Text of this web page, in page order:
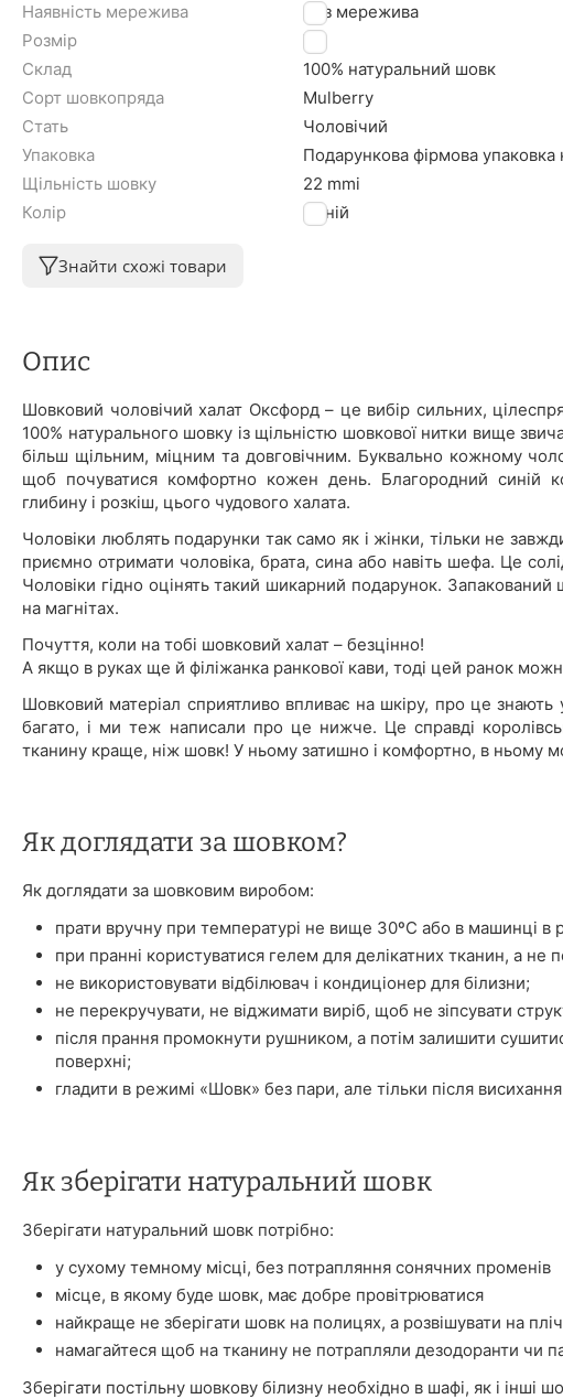
Наявність мережива
Без мережива
Розмір
XL
Склад
100% натуральний шовк
Сорт шовкопряда
Mulberry
Стать
Чоловічий
Упаковка
Подарункова фірмова упаковка
Щільність шовку
22 mmi
Колір
Синій
Знайти схожі товари
Опис
Шовковий чоловічий халат Оксфорд – це вибір сильних,
100% натурального шовку із щільністю шовкової нитки вище
більш щільним, міцним та довговічним. Буквально кожному
щоб почуватися комфортно кожен день. Благородний синій
глибину і розкіш, цього чудового халата.
Чоловіки люблять подарунки так само як і жінки, тільки не
приємно отримати чоловіка, брата, сина або навіть шефа. Це
Чоловіки гідно оцінять такий шикарний подарунок.
на магнітах.
Почуття, коли на тобі шовковий халат – безцінно!
А якщо в руках ще й філіжанка ранкової кави, тоді цей ранок
Шовковий матеріал сприятливо впливає на шкіру, про це знають
багато, і ми теж написали про це нижче. Це справді
тканину краще, ніж шовк! У ньому затишно і комфортно, в ньому
Як доглядати за шовком?
Як доглядати за шовковим виробом:
прати вручну при температурі не вище 30ºС або в машинці в
при пранні користуватися гелем для делікатних тканин, а не
не використовувати відбілювач і кондиціонер для білизни;
не перекручувати, не віджимати виріб, щоб не зіпсувати
після прання промокнути рушником, а потім залишити
поверхні;
гладити в режимі «Шовк» без пари, але тільки після
Як зберігати натуральний шовк
Зберігати натуральний шовк потрібно:
у сухому темному місці, без потрапляння сонячних променів
місце, в якому буде шовк, має добре провітрюватися
найкраще не зберігати шовк на полицях, а розвішувати на
намагайтеся щоб на тканину не потрапляли дезодоранти чи
Зберігати постільну шовкову білизну необхідно в шафі, як і інші